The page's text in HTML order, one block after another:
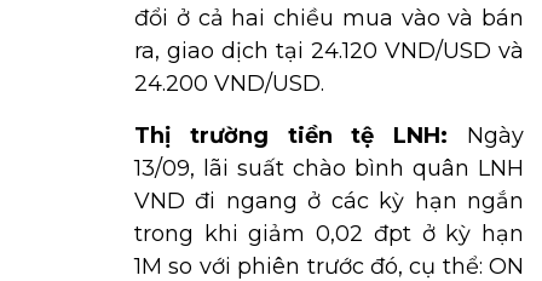
đổi ở cả hai chiều mua vào và bán
ra, giao dịch tại 24.120 VND/USD và
24.200 VND/USD.
Thị trường tiền tệ LNH: Ngày
13/09, lãi suất chào bình quân LNH
VND đi ngang ở các kỳ hạn ngắn
trong khi giảm 0,02 đpt ở kỳ hạn
1M so với phiên trước đó, cụ thể: ON